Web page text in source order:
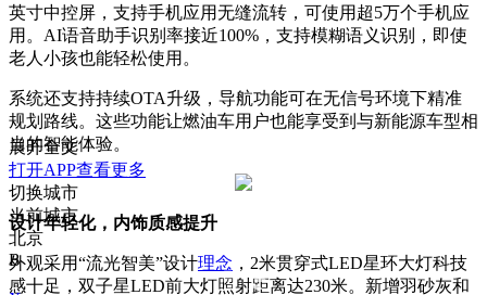
英寸中控屏，支持手机应用无缝流转，可使用超5万个手机应
用。AI语音助手识别率接近100%，支持模糊语义识别，即使
老人小孩也能轻松使用。
系统还支持持续OTA升级，导航功能可在无信号环境下精准
规划路线。这些功能让燃油车用户也能享受到与新能源车型相
当的智能体验。
设计年轻化，内饰质感提升
外观采用“流光智美”设计理念 ，2米贯穿式LED星环大灯科技
感十足，双子星LED前大灯照射距离达230米。新增羽砂灰和
展开全文
打开APP查看更多
切换城市
当前城市
北京
B